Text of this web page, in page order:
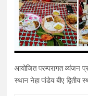
आयोजित परम्परागत व्यंजन
स्थान नेहा पांडेय बीए द्वितीय